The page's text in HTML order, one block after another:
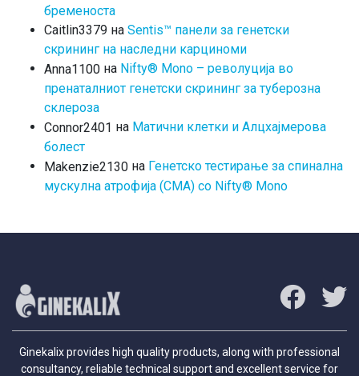
бременоста
Caitlin3379 на Sentis™ панели за генетски
скрининг на наследни карциноми
Anna1100 на Nifty® Mono – револуција во
пренаталниот генетски скрининг за туберозна
склероза
Connor2401 на Матични клетки и Алцхајмерова
болест
Makenzie2130 на Генетско тестирање за спинална
мускулна атрофија (СМА) со Nifty® Mono
Ginekalix provides high quality products, along with professional
consultancy, reliable technical support and excellent service for